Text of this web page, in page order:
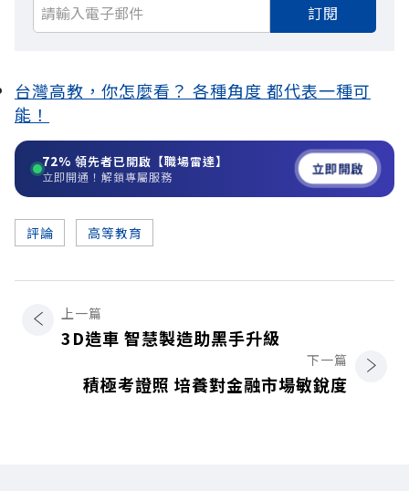
訂閱
台灣高教，你怎麼看？ 各種角度 都代表一種可
能！
72% 領先者已開啟【職場雷達】
立即開通！解鎖專屬服務 立即開啟
評論 高等教育
上一篇
3D造車 智慧製造助黑手升級
下一篇
積極考證照 培養對金融市場敏銳度